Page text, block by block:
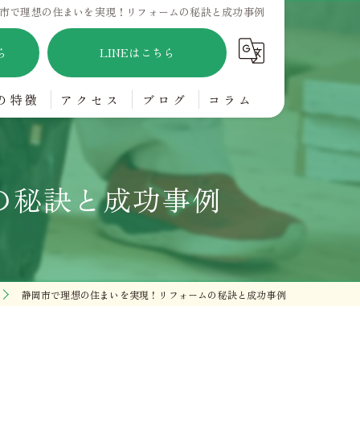
で理想の住まいを実現！リフォームの秘訣と成功事例
LINEはこちら
特徴 アクセス ブログ コラム
訣と成功事例
静岡市で理想の住まいを実現！リフォームの秘訣と成功事例